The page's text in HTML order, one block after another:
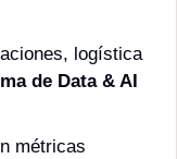
logística
de Data & AI
métricas